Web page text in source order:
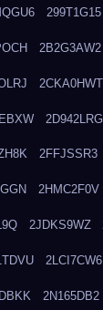
299T1G15
2B2G3AW2
2CKA0HWT
2D942LRG
2FFJSSR3
2HMC2F0V
2JDKS9WZ
2LCI7CW6
2N165DB2